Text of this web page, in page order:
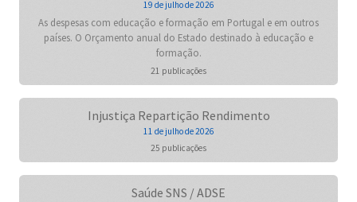
19 de julho de 2026
As despesas com educação e formação em Portugal e em outros
países. O Orçamento anual do Estado destinado à educação e
formação.
21 publicações
Injustiça Repartição Rendimento
11 de julho de 2026
25 publicações
Saúde SNS / ADSE